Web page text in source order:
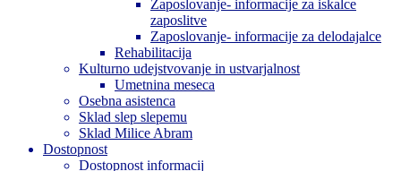
Zaposlovanje- informacije za iskalce
zaposlitve
Zaposlovanje- informacije za delodajalce
Rehabilitacija
Kulturno udejstvovanje in ustvarjalnost
Umetnina meseca
Osebna asistenca
Sklad slep slepemu
Sklad Milice Abram
Dostopnost
Dostopnost informacij